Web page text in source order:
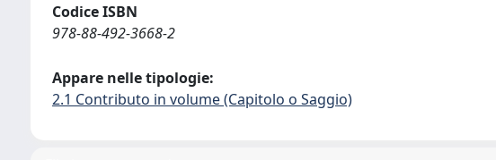
Codice ISBN
978-88-492-3668-2
Appare nelle tipologie:
2.1 Contributo in volume (Capitolo o Saggio)